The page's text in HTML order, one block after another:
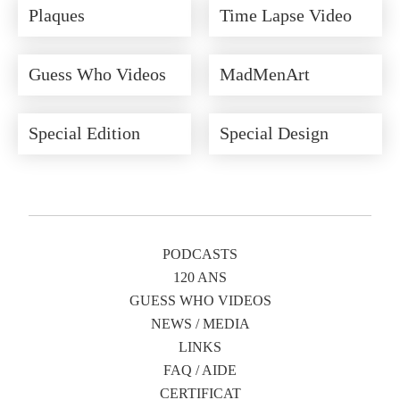
Plaques Time Lapse Video
Guess Who Videos MadMenArt
Special Edition Special Design
PODCASTS
120 ANS
GUESS WHO VIDEOS
NEWS / MEDIA
LINKS
FAQ / AIDE
CERTIFICAT